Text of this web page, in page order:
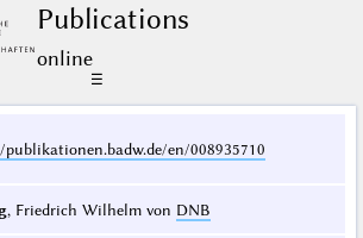
Publications
online
☰
en/008935710
, Friedrich Wilhelm von DNB